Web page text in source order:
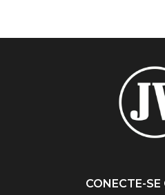
CONECTE-SE